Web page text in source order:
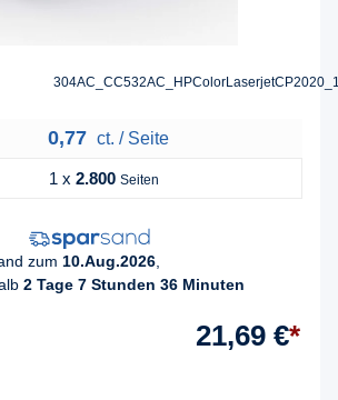
0,77 ct. / Seite
1 x 2.800 Seiten
zum 10.Aug.2026
2 Tage 7 Stunden 36 Minuten
21,69 €*